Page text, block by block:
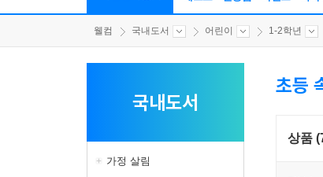
웰컴 국내도서 어린이 1-2학년
국내도서
가정 살림
초등
상품